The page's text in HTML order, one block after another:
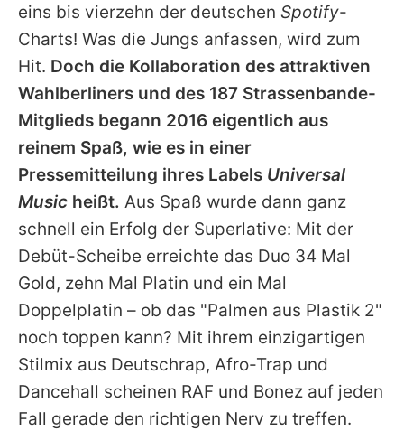
eins bis vierzehn der deutschen Spotify-
Charts! Was die Jungs anfassen, wird zum
Hit. Doch die Kollaboration des attraktiven
Wahlberliners und des 187 Strassenbande-
Mitglieds begann 2016 eigentlich aus
reinem Spaß, wie es in einer
Pressemitteilung ihres Labels Universal
Music heißt. Aus Spaß wurde dann ganz
schnell ein Erfolg der Superlative: Mit der
Debüt-Scheibe erreichte das Duo 34 Mal
Gold, zehn Mal Platin und ein Mal
Doppelplatin – ob das "Palmen aus Plastik 2"
noch toppen kann? Mit ihrem einzigartigen
Stilmix aus Deutschrap, Afro-Trap und
Dancehall scheinen RAF und Bonez auf jeden
Fall gerade den richtigen Nerv zu treffen.